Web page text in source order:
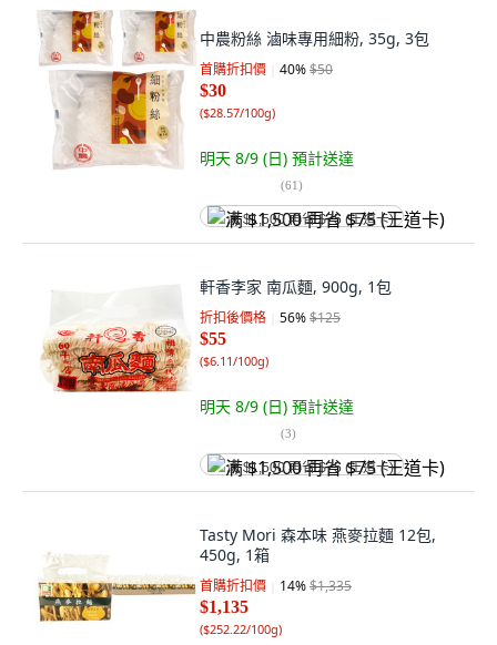
中農粉絲 滷味專用細粉, 35g, 3包
首購折扣價 40%$50
$30
($28.57/100g)
明天 8/9 (日) 預計送達
(61)
满 $1,500 再省 $75 (王道卡)
軒香李家 南瓜麵, 900g, 1包
折扣後價格 56%$125
$55
($6.11/100g)
明天 8/9 (日) 預計送達
(3)
满 $1,500 再省 $75 (王道卡)
Tasty Mori 森本味 燕麥拉麵 12包,
450g, 1箱
首購折扣價 14%$1,335
$1,135
($252.22/100g)